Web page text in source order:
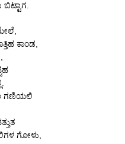
ಕಾಂಡ,
ಗಣಿಯಲಿ
ಗೋಳು,